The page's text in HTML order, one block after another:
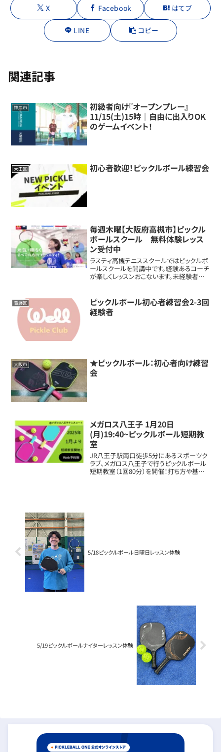
X Facebook はてブ
LINE コピー
関連記事
神戸市
初級者向け『オープンプレー』
11/15(土)15時｜自由に出入りOK
のゲームイベント！
大田区 初心者歓迎！ピックルボール練習会
毎週木曜【大阪府高槻市】ピックル
ボールスクール 無料体験レッス
ン受付中
ラスティ高槻テニススクールではピックルボ
ールスクールを開講中です。経験あるコーチ
が楽しくレッスンおこないます。未経験者は
いる方はぜひ一度無料体験レッスンをご受
講...
葛飾区
ピックルボール初心者練習会2-3回
経験者
大阪市
★ピックルボール：初心者向け練習
会
メガロス八王子 1月20日
(月)19:40~ピックルボール短期教
室
JR八王子駅南口徒歩5分にあるスポーツク
ラブ、メガロス八王子で行うピックルボール
短期教室（1回80分）を開催！打ち方や基本
5/18ピックルボール日曜日レッスン体験
5/19ピックルボールナイターレッスン体験